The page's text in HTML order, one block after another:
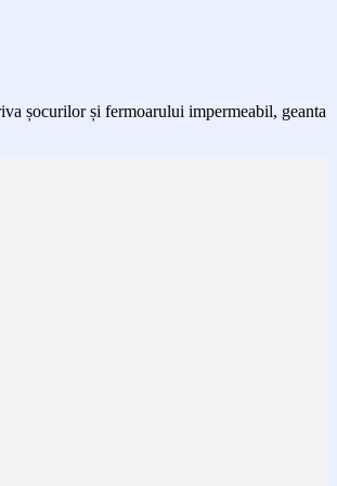
șocurilor și fermoarului impermeabil, geanta